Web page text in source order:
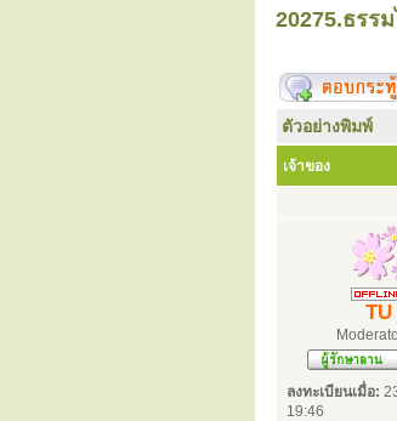
20275.ธรร
ตัวอย่างพิมพ์
เจ้าของ
TU
ลงทะเบียนเมื่อ:
19:46